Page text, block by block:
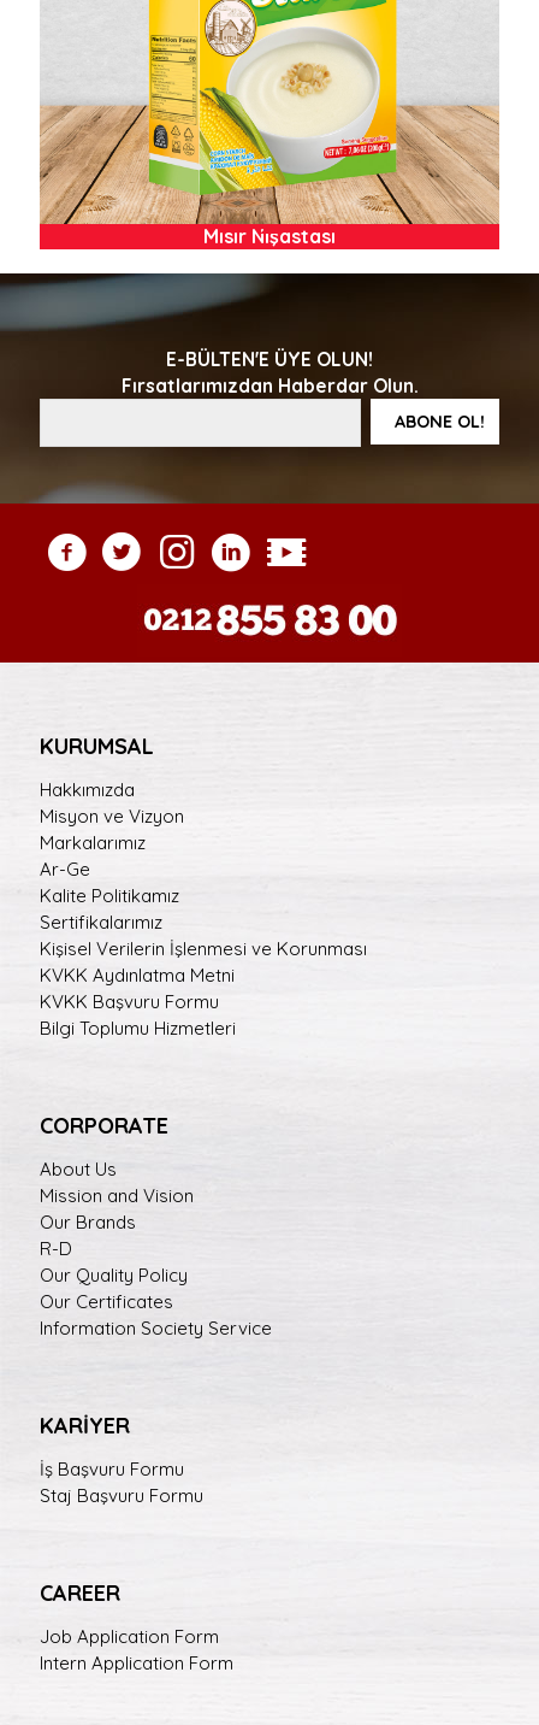
Mısır Nişastası
E-BÜLTEN'E ÜYE OLUN!
Fırsatlarımızdan Haberdar Olun.
KURUMSAL
Hakkımızda
Misyon ve Vizyon
Markalarımız
Ar-Ge
Kalite Politikamız
Sertifikalarımız
Kişisel Verilerin İşlenmesi ve Korunması
KVKK Aydınlatma Metni
KVKK Başvuru Formu
Bilgi Toplumu Hizmetleri
CORPORATE
About Us
Mission and Vision
Our Brands
R-D
Our Quality Policy
Our Certificates
Information Society Service
KARİYER
İş Başvuru Formu
Staj Başvuru Formu
CAREER
Job Application Form
Intern Application Form